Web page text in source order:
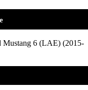
Mustang 6 (LAE) (2015-